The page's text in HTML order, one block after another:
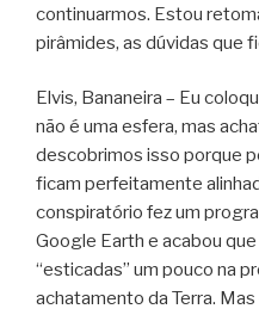
continuarmos. Estou
pirâmides, as dúvidas que
Elvis, Bananeira – Eu
não é uma esfera, mas
descobrimos isso porque
ficam perfeitamente
conspiratório fez um
Google Earth e acabou
“esticadas” um pouco na
achatamento da Terra.